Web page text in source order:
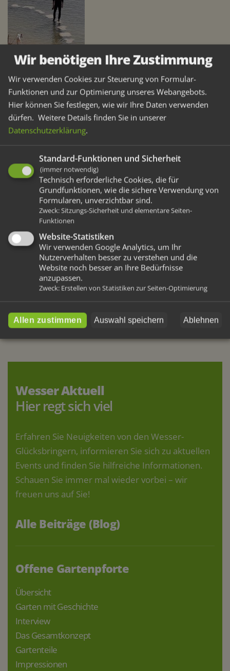
Nach 60 km kamen wir sehr zufrieden wieder zurück
und haben uns als krönenden Abschluß im
Spargeldorf Walbeck den ersten Spargel der Saison
gegönnt. Ein Genuß!
Weitere Artikel
Vorherige
Wesser Aktuell
Hier regt sich viel
Erfahren Sie Neuigkeiten von den Wesser-
Glücksbringern, informieren Sie sich zu aktuellen
Events und finden Sie hilfreiche Informationen.
Schauen Sie immer mal wieder vorbei – wir
freuen uns auf Sie!
Alle Beiträge (Blog)
Offene Gartenpforte
Übersicht
Garten mit Geschichte
Interview
Das Gesamtkonzept
Gartenteile
Impressionen
Wir benötigen Ihre Zustimmung
Wir verwenden Cookies zur Steuerung von Formular-
Funktionen und zur Optimierung unseres Webangebots.
Hier können Sie festlegen, wie wir Ihre Daten verwenden
dürfen. Weitere Details finden Sie in unserer
Datenschutzerklärung.
Standard-Funktionen und Sicherheit
(immer notwendig)
Technisch erforderliche Cookies, die für
Grundfunktionen, wie die sichere Verwendung von
Formularen, unverzichtbar sind.
Zweck:Sitzungs-Sicherheit und elementare Seiten-
Funktionen
Website-Statistiken
Wir verwenden Google Analytics, um Ihr
Nutzerverhalten besser zu verstehen und die
Website noch besser an Ihre Bedürfnisse
anzupassen.
Zweck: Erstellen von Statistiken zur Seiten-Optimierung
Allen zustimmen Auswahl speichern Ablehnen